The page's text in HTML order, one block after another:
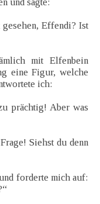
und sagte:
Effendi? Ist
mit Elfenbein
eine Figur, welche
ich:
prächtig! Aber was
Siehst du denn
forderte mich auf: